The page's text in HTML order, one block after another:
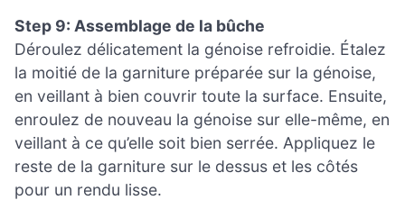
Step 9: Assemblage de la bûche
Déroulez délicatement la génoise refroidie. Étalez
la moitié de la garniture préparée sur la génoise,
en veillant à bien couvrir toute la surface. Ensuite,
enroulez de nouveau la génoise sur elle-même, en
veillant à ce qu’elle soit bien serrée. Appliquez le
reste de la garniture sur le dessus et les côtés
pour un rendu lisse.